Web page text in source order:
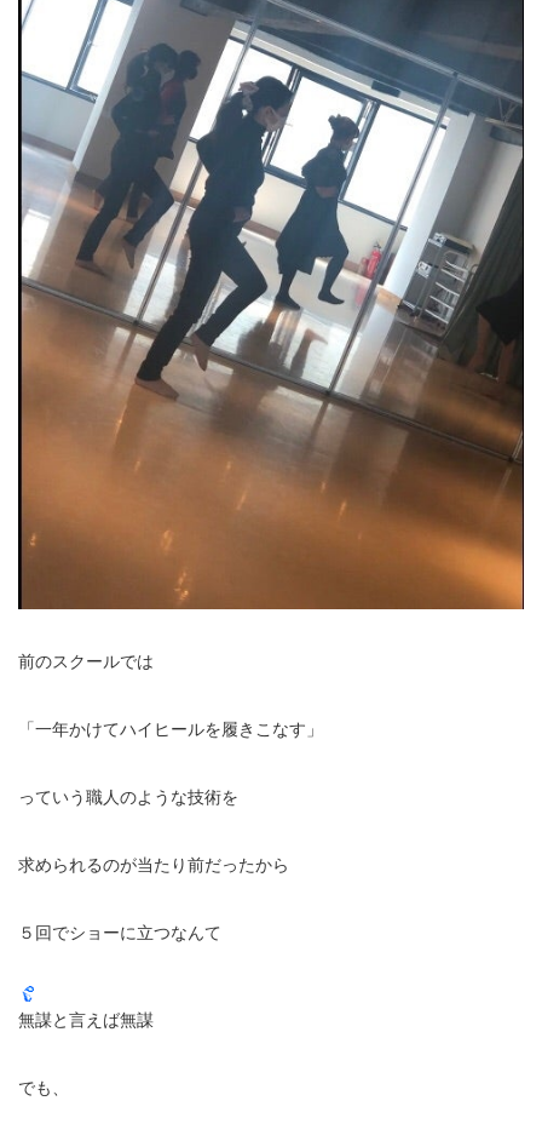
前のスクールでは
「一年かけてハイヒールを履きこなす」
っていう職人のような技術を
求められるのが当たり前だったから
５回でショーに立つなんて
無謀と言えば無謀
でも、